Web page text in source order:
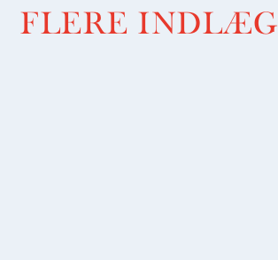
FLERE INDLÆG